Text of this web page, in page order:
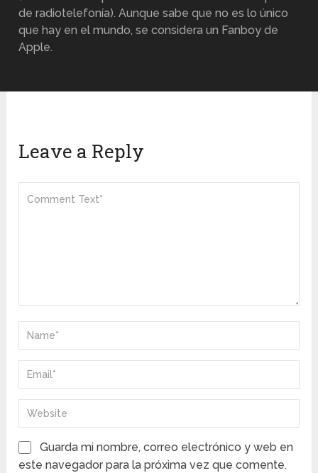
de radiotelefonía). Aunque sabe que no es lo único
que hay en el mundo, se considera un Fanboy de
Apple.
Leave a Reply
Guarda mi nombre, correo electrónico y web en
este navegador para la próxima vez que comente.